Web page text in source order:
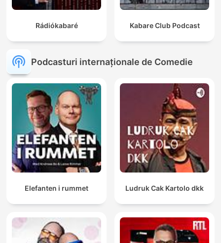
Rádiókabaré Kabare Club Podcast
Podcasturi internaționale de Comedie
Elefanten i rummet Ludruk Cak Kartolo dkk